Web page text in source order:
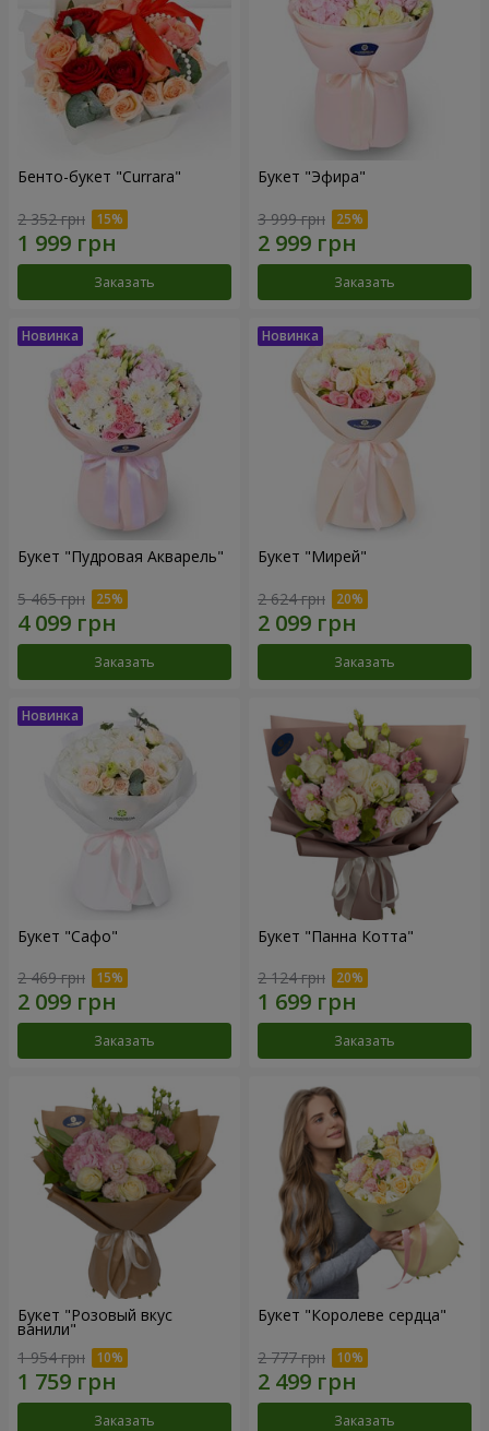
Бенто-букет "Currara"
2 352 грн
Заказать
Букет "Эфира"
3 999 грн
Заказать
Букет "Пудровая Акварель"
5 465 грн
Заказать
Букет "Мирей"
2 624 грн
Заказать
Букет "Сафо"
2 469 грн
Заказать
Букет "Панна Котта"
2 124 грн
Заказать
Букет "Розовый вкус
ванили"
1 954 грн
Заказать
Букет "Королеве сердца"
2 777 грн
Заказать